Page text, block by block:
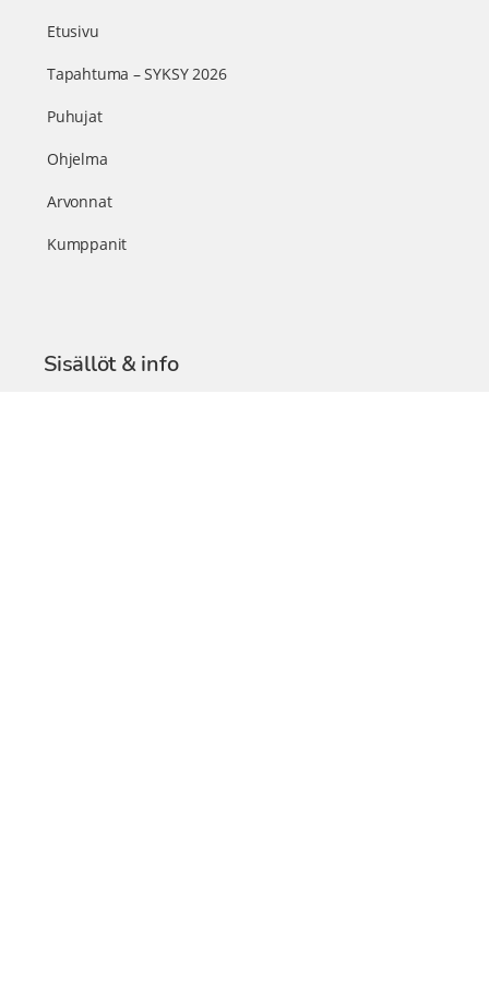
Etusivu
Tapahtuma – SYKSY 2026
Puhujat
Ohjelma
Arvonnat
Kumppanit
Sisällöt & info